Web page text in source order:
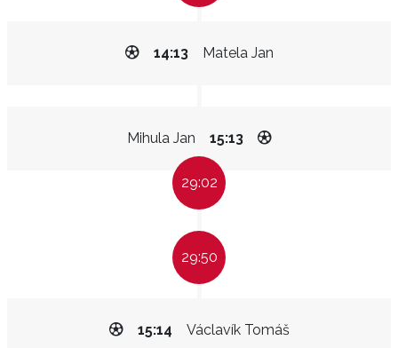
Matela Jan
14:13
Mihula Jan 15:13
29:02
29:50
Václavík Tomáš
15:14